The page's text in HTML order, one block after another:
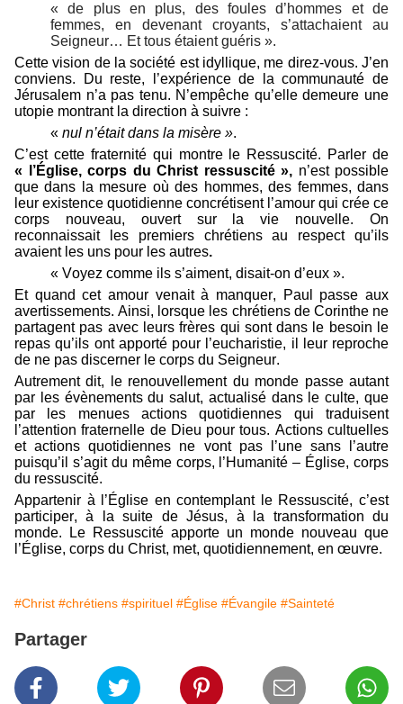
« de plus en plus, des foules d’hommes et de
femmes,
en devenant croyants, s’attachaient au
Seigneur… Et tous étaient guéris ».
Cette vision de la société est idyllique, me direz-vous. J’en
conviens. Du reste, l’expérience de la communauté de
Jérusalem n’a pas tenu. N’empêche qu’elle demeure une
utopie montrant la direction à suivre :
« nul n’était dans la misère ».
C’est cette fraternité qui montre le Ressuscité. Parler de
« l’Église, corps du Christ ressuscité », n’est possible
que dans la mesure où des hommes, des femmes, dans
leur existence quotidienne concrétisent l’amour qui crée ce
corps nouveau, ouvert sur la vie nouvelle. On
reconnaissait les premiers chrétiens au respect qu’ils
avaient les uns pour les autres.
« Voyez comme ils s’aiment, disait-on d’eux ».
Et quand cet amour venait à manquer, Paul passe aux
avertissements. Ainsi, lorsque les chrétiens de Corinthe ne
partagent pas avec leurs frères qui sont dans le besoin le
repas qu’ils ont apporté pour l’eucharistie, il leur reproche
de ne pas discerner le corps du Seigneur.
Autrement dit, le renouvellement du monde passe autant
par les évènements du salut, actualisé dans le culte, que
par les menues actions quotidiennes qui traduisent
l’attention fraternelle de Dieu pour tous. Actions cultuelles
et actions quotidiennes ne vont pas l’une sans l’autre
puisqu’il s’agit du même corps, l’Humanité – Église, corps
du ressuscité.
Appartenir à l’Église en contemplant le Ressuscité, c’est
participer, à la suite de Jésus, à la transformation du
monde. Le Ressuscité apporte un monde nouveau que
l’Église, corps du Christ, met, quotidiennement, en œuvre.
#Christ #chrétiens #spirituel #Église #Évangile #Sainteté
Partager